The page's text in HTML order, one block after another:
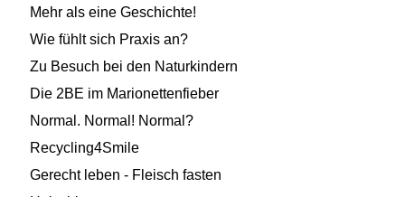
Mehr als eine Geschichte!
Wie fühlt sich Praxis an?
Zu Besuch bei den Naturkindern
Die 2BE im Marionettenfieber
Normal. Normal! Normal?
Recycling4Smile
Gerecht leben - Fleisch fasten